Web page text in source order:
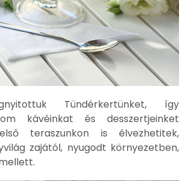
Tündérkertünket, így
kávéinkat és desszertjeinket
teraszunkon is élvezhetitek,
zajától, nyugodt környezetben,